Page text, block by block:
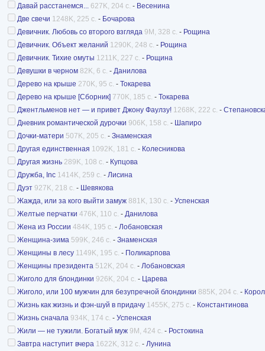
Давай расстанемся... 627K, 204 с. - Весенина
Две свечи 1248K, 225 с. - Бочарова
Девичник. Любовь со второго взгляда 9M, 328 с. - Рощина
Девичник. Объект желаний 1290K, 248 с. - Рощина
Девичник. Тихие омуты 1211K, 227 с. - Рощина
Девушки в черном 82K, 6 с. - Данилова
Дерево на крыше 270K, 95 с. - Токарева
Дерево на крыше [Сборник] 770K, 185 с. - Токарева
Джентльменов нет — и привет Джону Фаулзу! 1268K, 222 с. -
Дневник романтической дурочки 906K, 158 с. - Шапиро
Дочки-матери 507K, 205 с. - Знаменская
Другая единственная 1092K, 181 с. - Колесникова
Другая жизнь 289K, 108 с. - Купцова
Дружба, Inc 1414K, 259 с. - Лисина
Дуэт 927K, 218 с. - Шевякова
Жажда, или за кого выйти замуж 881K, 130 с. - Успенская
Желтые перчатки 476K, 110 с. - Данилова
Жена из России 484K, 195 с. - Лобановская
Женщина-зима 599K, 246 с. - Знаменская
Женщины в лесу 1149K, 195 с. - Поликарпова
Женщины президента 512K, 204 с. - Лобановская
Жиголо для блондинки 926K, 204 с. - Царева
Жиголо, или 100 мужчин для безупречной блондинки 885K, 204 с. -
Жизнь как жизнь и фэн-шуй в придачу 1455K, 275 с. - Константинова
Жизнь сначала 934K, 174 с. - Успенская
Жили — не тужили. Богатый муж 9M, 424 с. - Ростокина
Завтра наступит вчера 1622K, 312 с. - Лунина